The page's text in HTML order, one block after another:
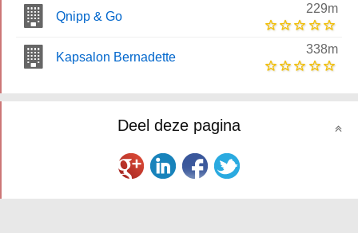
Qnipp & Go
229m
Kapsalon Bernadette
338m
Deel deze pagina